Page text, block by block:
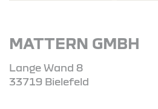
MATTERN GMBH
Lange Wand 8
33719 Bielefeld